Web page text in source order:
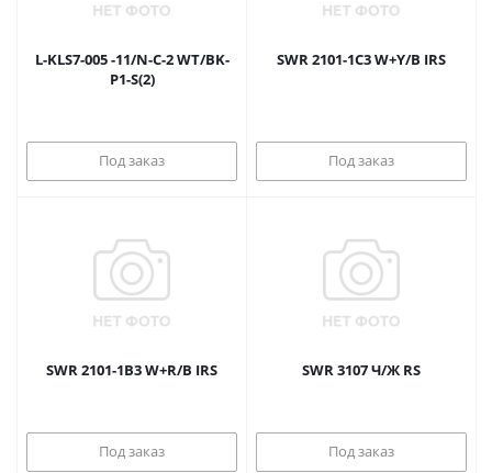
L-KLS7-005 -11/N-C-2 WT/BK-
P1-S(2)
Под заказ
SWR 2101-1C3 W+Y/B IRS
Под заказ
SWR 2101-1B3 W+R/B IRS
Под заказ
SWR 3107 Ч/Ж RS
Под заказ